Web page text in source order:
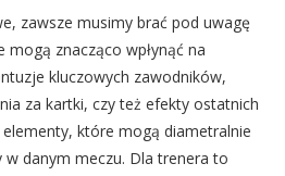
zawsze musimy brać pod uwagę
znacząco wpłynąć na
kluczowych zawodników,
za kartki, czy też efekty ostatnich
które mogą diametralnie
w danym meczu. Dla trenera to